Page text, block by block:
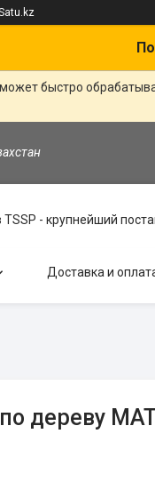
быстро
- крупнейший
Доставка и
дереву